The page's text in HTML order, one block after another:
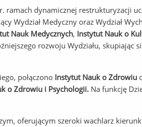
ramach dynamicznej restrukturyzacji
Wydział Medyczny oraz Wydział
Nauk Medycznych, Instytut Nauk o
rozwoju Wydziału, skupiając
połączono Instytut Nauk o Zdrowiu
o Zdrowiu i Psychologii. Na funkcję
oferującym szeroki wachlarz